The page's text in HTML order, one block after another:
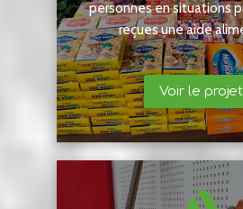
personnes en situations
reçues une aide
Voir le projet